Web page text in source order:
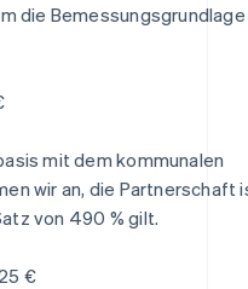
die Bemessungsgrundlage
mit dem kommunalen
wir an, die Partnerschaft
von 490 % gilt.
€